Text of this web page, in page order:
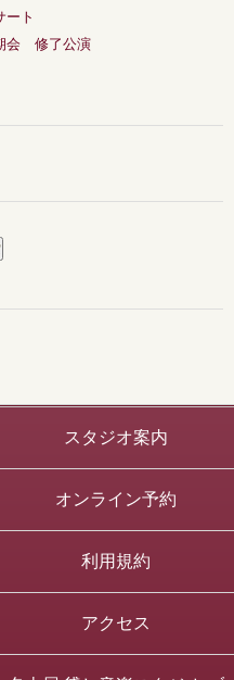
ート
会 修了公演
スタジオ案内
オンライン予約
利用規約
アクセス